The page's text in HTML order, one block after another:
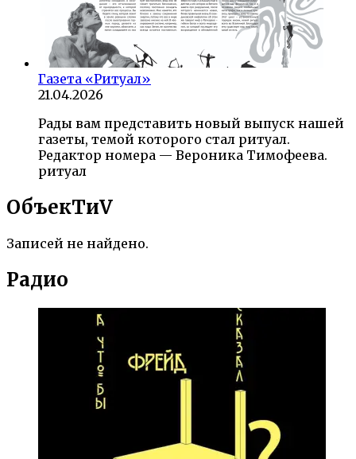
Газета «Ритуал»
21.04.2026
Рады вам представить новый выпуск нашей
газеты, темой которого стал ритуал.
Редактор номера — Вероника Тимофеева.
ритуал
ОбъекTиV
Записей не найдено.
Радио